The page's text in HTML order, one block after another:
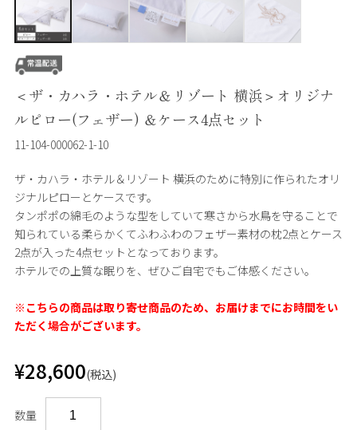
＜ザ・カハラ・ホテル＆リゾート 横浜＞オリジナ
ルピロー(フェザー) ＆ケース4点セット
11-104-000062-1-10
ザ・カハラ・ホテル＆リゾート 横浜のために特別に作られたオリ
ジナルピローとケースです。
タンポポの綿毛のような型をしていて寒さから水鳥を守ることで
知られている柔らかくてふわふわのフェザー素材の枕2点とケース
2点が入った4点セットとなっております。
ホテルでの上質な眠りを、ぜひご自宅でもご体感ください。
※こちらの商品は取り寄せ商品のため、お届けまでにお時間をい
ただく場合がございます。
¥28,600(税込)
数量